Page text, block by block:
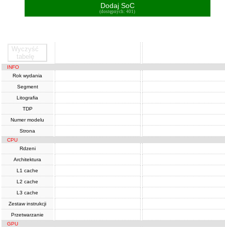
Dodaj SoC
(dostępnych: 401)
Wyczyść
tabelę
INFO
Rok wydania
Segment
Litografia
TDP
Numer modelu
Strona
CPU
Rdzeni
Architektura
L1 cache
L2 cache
L3 cache
Zestaw instrukcji
Przetwarzanie
GPU